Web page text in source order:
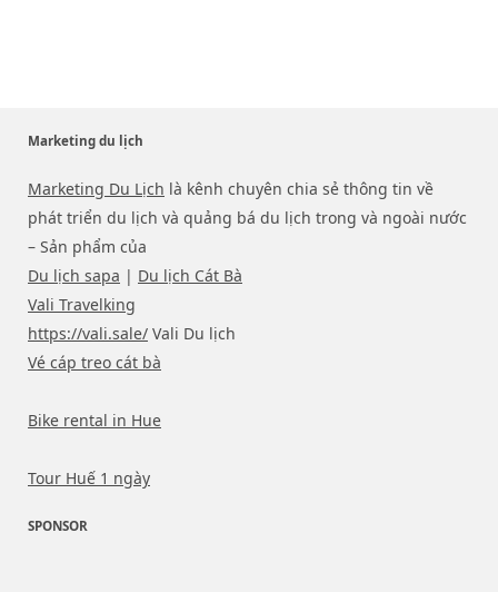
Marketing du lịch
Marketing Du Lịch là kênh chuyên chia sẻ thông tin về
phát triển du lịch và quảng bá du lịch trong và ngoài nước
– Sản phẩm của
Du lịch sapa | Du lịch Cát Bà
Vali Travelking
https://vali.sale/ Vali Du lịch
Vé cáp treo cát bà
Bike rental in Hue
Tour Huế 1 ngày
SPONSOR